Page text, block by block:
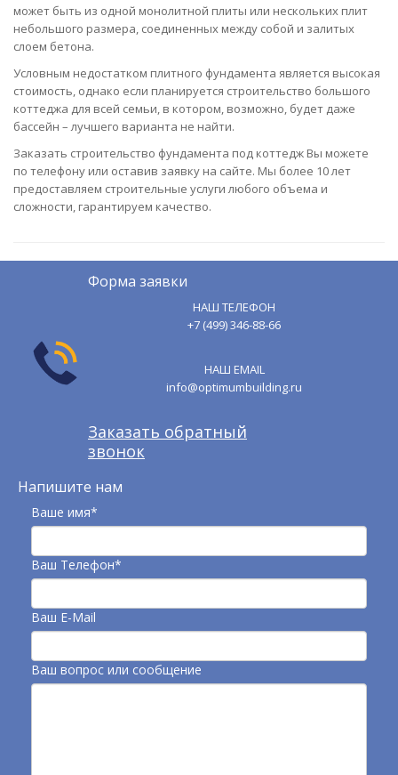
может быть из одной монолитной плиты или нескольких плит
небольшого размера, соединенных между собой и залитых
слоем бетона.
Условным недостатком плитного фундамента является высокая
стоимость, однако если планируется строительство большого
коттеджа для всей семьи, в котором, возможно, будет даже
бассейн – лучшего варианта не найти.
Заказать строительство фундамента под коттедж Вы можете
по телефону или оставив заявку на сайте. Мы более 10 лет
предоставляем строительные услуги любого объема и
сложности, гарантируем качество.
Форма заявки
НАШ ТЕЛЕФОН
+7 (499) 346-88-66
НАШ EMAIL
info@optimumbuilding.ru
Заказать обратный
звонок
Напишите нам
Ваше имя*
Ваш Телефон*
Ваш E-Mail
Ваш вопрос или сообщение